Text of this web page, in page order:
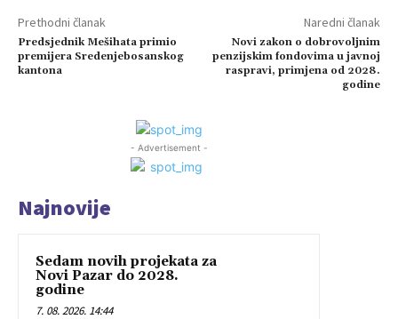
Prethodni članak
Predsjednik Mešihata primio
premijera Sredenjebosanskog
kantona
Naredni članak
Novi zakon o dobrovoljnim
penzijskim fondovima u javnoj
raspravi, primjena od 2028.
godine
- Advertisement -
Najnovije
Sedam novih projekata za
Novi Pazar do 2028.
godine
7. 08. 2026. 14:44